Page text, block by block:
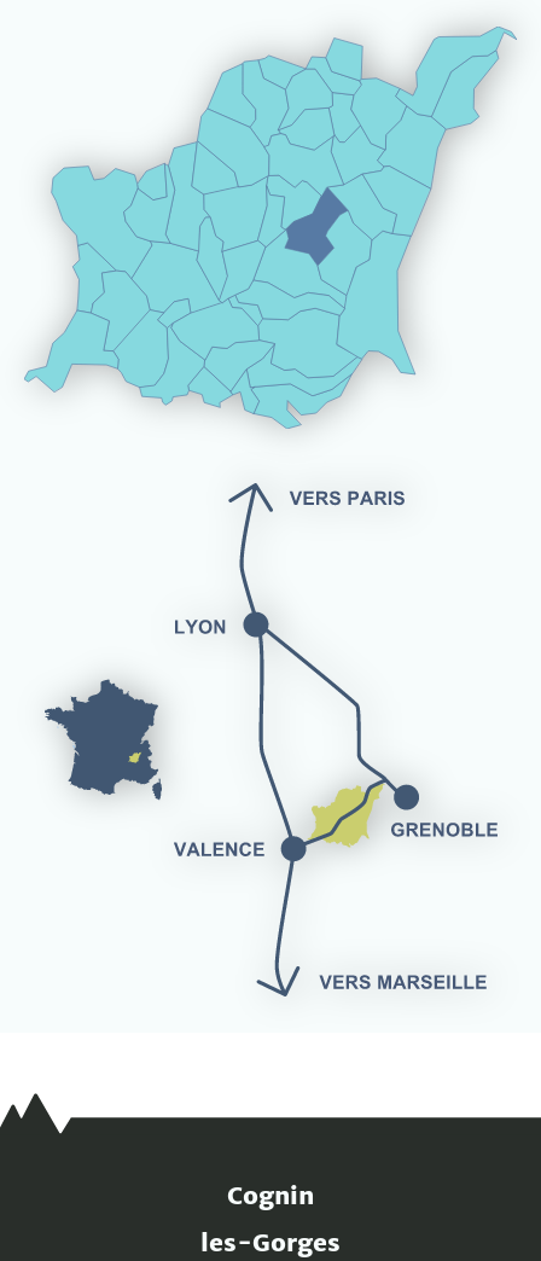
Cognin
les-Gorges